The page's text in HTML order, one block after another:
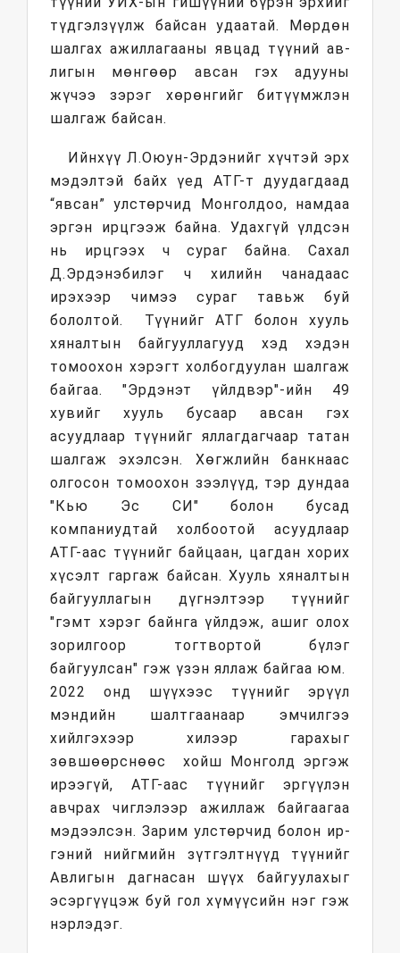
түд­гэлзүүлж байсан удаатай. Мөрдөн
шал­гах ажиллагааны явцад түүний ав­
лигын мөнгөөр авсан гэх адууны
жүчээ зэрэг хөрөнгийг битүүмжлэн
шалгаж байсан.
Ийнхүү Л.Оюун-Эрдэнийг хүчтэй эрх
мэдэлтэй байх үед АТГ-т дуудагдаад
“явсан” улстөрчид Монголдоо, намдаа
эргэн ирцгээж байна. Удахгүй үлдсэн
нь ирцгээх ч сураг байна. Сахал
Д.Эрдэнэбилэг ч хилийн чанадаас
ирэхээр чимээ сураг тавьж буй
бололтой. Түүнийг АТГ болон хууль
хяналтын байгууллагууд хэд хэдэн
томоохон хэрэгт холбогдуулан шалгаж
байгаа. "Эрдэнэт үйлдвэр"-ийн 49
хувийг хууль бусаар авсан гэх
асуудлаар түүнийг яллагдагчаар татан
шалгаж эхэлсэн. Хөгжлийн банкнаас
олгосон томоохон зээлүүд, тэр дундаа
"Кью Эс СИ" болон бусад
компаниудтай холбоотой асуудлаар
АТГ-аас түүнийг байцаан, цагдан хорих
хүсэлт гаргаж байсан. Хууль хяналтын
байгууллагын дүгнэлтээр түүнийг
"гэмт хэрэг байнга үйлдэж, ашиг олох
зорилгоор тогтвортой бүлэг
байгуулсан" гэж үзэн яллаж байгаа юм.
2022 онд шүүхээс түүнийг эрүүл
мэндийн шалтгаанаар эмчилгээ
хийлгэхээр хилээр гарахыг
зөвшөөрснөөс хойш Монголд эргэж
ирээгүй, АТГ-аас түүнийг эргүүлэн
авчрах чиглэлээр ажиллаж байгаагаа
мэ­дээл­сэн. Зарим улстөрчид болон ир­
гэний нийгмийн зүтгэлтнүүд түүнийг
Авлигын дагнасан шүүх байгуулахыг
эсэргүүцэж буй гол хүмүүсийн нэг гэж
нэрлэдэг.